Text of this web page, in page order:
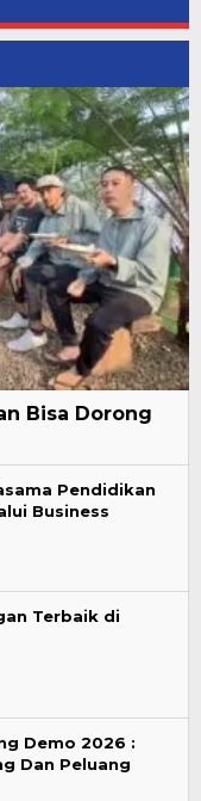
Bisa Dorong
Pendidikan
Business
Terbaik di
Demo 2026 :
Dan Peluang